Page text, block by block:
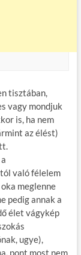
tisztában,
vagy mondjuk
is, ha nem
az élést)
való félelem
meglenne
pedig annak a
élet vágykép
ugye),
pont most nem